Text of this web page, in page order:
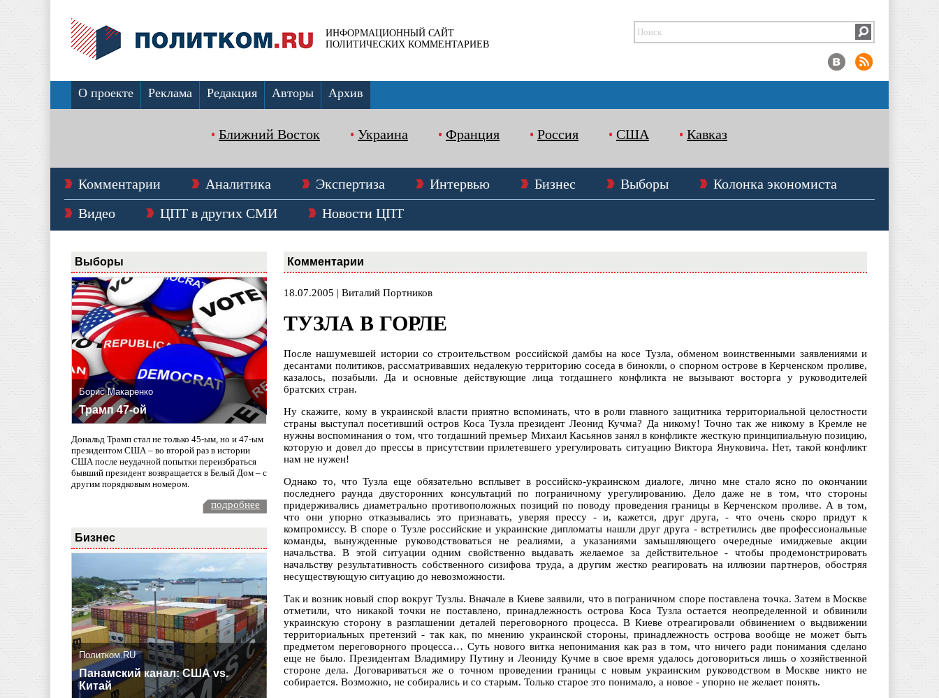
ИНФОРМАЦИОННЫЙ САЙТ
ПОЛИТИЧЕСКИХ КОММЕНТАРИЕВ
О проекте Реклама Редакция Авторы Архив
Ближний Восток Украина Франция Россия США Кавказ
Комментарии Аналитика Экспертиза Интервью Бизнес Выборы
Колонка экономиста
Видео
ЦПТ в других СМИ Новости ЦПТ
Выборы
Борис Макаренко
Трамп 47-ой
Дональд Трамп стал не только 45-ым, но и 47-ым
президентом США – во второй раз в истории
США после неудачной попытки переизбраться
бывший президент возвращается в Белый Дом – с
другим порядковым номером.
подробнее
Бизнес
Политком.RU
Панамский канал: США vs.
Китай
Комментарии
18.07.2005 | Виталий Портников
ТУЗЛА В ГОРЛЕ
После нашумевшей истории со строительством российской дамбы на косе Тузла, обменом воинственными заявлениями и
десантами политиков, рассматривавших недалекую территорию соседа в бинокли, о спорном острове в Керченском проливе,
казалось, позабыли. Да и основные действующие лица тогдашнего конфликта не вызывают восторга у руководителей
братских стран.
Ну скажите, кому в украинской власти приятно вспоминать, что в роли главного защитника территориальной целостности
страны выступал посетивший остров Коса Тузла президент Леонид Кучма? Да никому! Точно так же никому в Кремле не
нужны воспоминания о том, что тогдашний премьер Михаил Касьянов занял в конфликте жесткую принципиальную позицию,
которую и довел до прессы в присутствии прилетевшего урегулировать ситуацию Виктора Януковича. Нет, такой конфликт
нам не нужен!
Однако то, что Тузла еще обязательно всплывет в российско-украинском диалоге, лично мне стало ясно по окончании
последнего раунда двусторонних консультаций по пограничному урегулированию. Дело даже не в том, что стороны
придерживались диаметрально противоположных позиций по поводу проведения границы в Керченском проливе. А в том,
что они упорно отказывались это признавать, уверяя прессу - и, кажется, друг друга, - что очень скоро придут к
компромиссу. В споре о Тузле российские и украинские дипломаты нашли друг друга - встретились две профессиональные
команды, вынужденные руководствоваться не реалиями, а указаниями замышляющего очередные имиджевые акции
начальства. В этой ситуации одним свойственно выдавать желаемое за действительное - чтобы продемонстрировать
начальству результативность собственного сизифова труда, а другим жестко реагировать на иллюзии партнеров, обостряя
несуществующую ситуацию до невозможности.
Так и возник новый спор вокруг Тузлы. Вначале в Киеве заявили, что в пограничном споре поставлена точка. Затем в Москве
отметили, что никакой точки не поставлено, принадлежность острова Коса Тузла остается неопределенной и обвинили
украинскую сторону в разглашении деталей переговорного процесса. В Киеве отреагировали обвинением о выдвижении
территориальных претензий - так как, по мнению украинской стороны, принадлежность острова вообще не может быть
предметом переговорного процесса… Суть нового витка непонимания как раз в том, что ничего ради понимания сделано
еще не было. Президентам Владимиру Путину и Леониду Кучме в свое время удалось договориться лишь о хозяйственной
стороне дела. Договариваться же о точном проведении границы с новым украинским руководством в Москве никто не
собирается. Возможно, не собирались и со старым. Только старое это понимало, а новое - упорно не желает понять.